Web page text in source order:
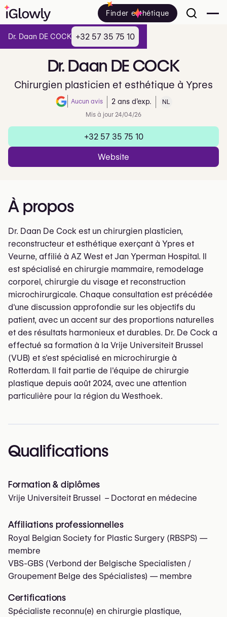
Finder esthétique
Dr. Daan DECOCK
Chirurgien plasticien et esthétique à Ypres
Aucun avis
Note de 0 sur 5 sur Google
2 ans d’exp.
NL
Mis à jour 24/04/26
+32 57 35 75 10
Website
À propos
Dr. Daan De Cock est un chirurgien plasticien,
reconstructeur et esthétique exerçant à Ypres et
Veurne, affilié à AZ West et Jan Yperman Hospital. Il
est spécialisé en chirurgie mammaire, remodelage
corporel, chirurgie du visage et reconstruction
microchirurgicale. Chaque consultation est précédée
d'une discussion approfondie sur les objectifs du
patient, avec un accent sur des proportions naturelles
et des résultats harmonieux et durables. Dr. De Cock a
effectué sa formation à la Vrije Universiteit Brussel
(VUB) et s'est spécialisé en microchirurgie à
Rotterdam. Il fait partie de l'équipe de chirurgie
plastique depuis août 2024, avec une attention
particulière pour la région du Westhoek.
Qualifications
Formation & diplômes
Vrije Universiteit Brussel – Doctorat en médecine
Affiliations professionnelles
Royal Belgian Society for Plastic Surgery (RBSPS) —
membre
VBS-GBS (Verbond der Belgische Specialisten /
Groupement Belge des Spécialistes) — membre
Certifications
Spécialiste reconnu(e) en chirurgie plastique,
Dr. Daan DE COCK +32 57 35 75 10